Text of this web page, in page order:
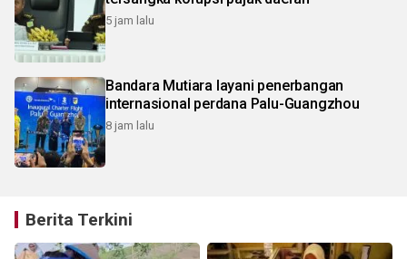
5 jam lalu
Bandara Mutiara layani penerbangan
internasional perdana Palu-Guangzhou
8 jam lalu
Berita Terkini